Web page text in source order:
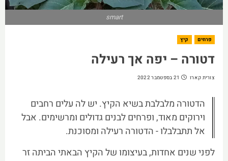
פרחים קיץ
דטורה – יפה אך רעילה
צורית קארו 21 בספטמבר 2022
smart
הדטורה מלבלבת בשיא הקיץ. יש לה עלים רחבים
וירוקים מאוד, ופרחים לבנים גדולים ומרשימים. אבל
אל תתבלבלו - הדטורה רעילה ומסוכנת.
לפני שנים אחדות, בעיצומו של הקיץ הבאתי הביתה זר